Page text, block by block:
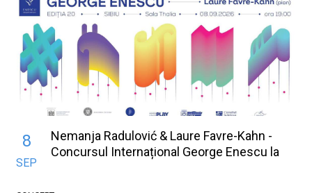
8
SEP
Nemanja Radulović & Laure Favre-Kahn -
Concursul Internațional George Enescu la